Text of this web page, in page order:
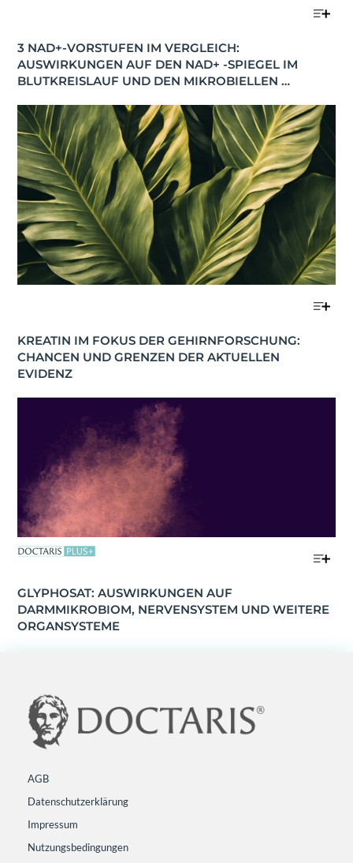
3 NAD+-VORSTUFEN IM VERGLEICH:
AUSWIRKUNGEN AUF DEN NAD+ -SPIEGEL IM
BLUTKREISLAUF UND DEN MIKROBIELLEN
KREATIN IM FOKUS DER GEHIRNFORSCHUNG:
CHANCEN UND GRENZEN DER AKTUELLEN
EVIDENZ
GLYPHOSAT: AUSWIRKUNGEN AUF
DARMMIKROBIOM, NERVENSYSTEM UND WEITERE
ORGANSYSTEME
AGB
Datenschutzerklärung
Impressum
Nutzungsbedingungen